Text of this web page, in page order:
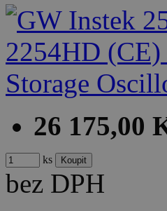
26 175,00
ks
bez DPH